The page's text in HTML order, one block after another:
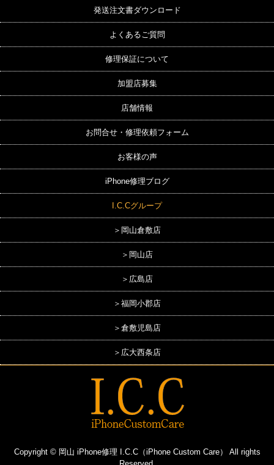
発送注文書ダウンロード
よくあるご質問
修理保証について
加盟店募集
店舗情報
お問合せ・修理依頼フォーム
お客様の声
iPhone修理ブログ
I.C.Cグループ
＞岡山倉敷店
＞岡山店
＞広島店
＞福岡小郡店
＞倉敷児島店
＞広大西条店
Copyright © 岡山 iPhone修理 I.C.C（iPhone Custom Care） All rights